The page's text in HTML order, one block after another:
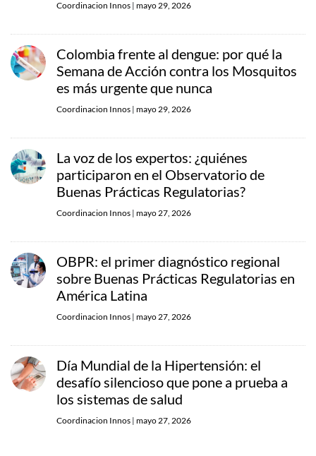
Coordinacion Innos | mayo 29, 2026
Colombia frente al dengue: por qué la
Semana de Acción contra los Mosquitos
es más urgente que nunca
Coordinacion Innos | mayo 29, 2026
La voz de los expertos: ¿quiénes
participaron en el Observatorio de
Buenas Prácticas Regulatorias?
Coordinacion Innos | mayo 27, 2026
OBPR: el primer diagnóstico regional
sobre Buenas Prácticas Regulatorias en
América Latina
Coordinacion Innos | mayo 27, 2026
Día Mundial de la Hipertensión: el
desafío silencioso que pone a prueba a
los sistemas de salud
Coordinacion Innos | mayo 27, 2026